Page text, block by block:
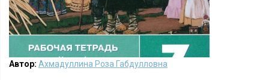
Автор: Ахмадуллина Роза Габдулловна